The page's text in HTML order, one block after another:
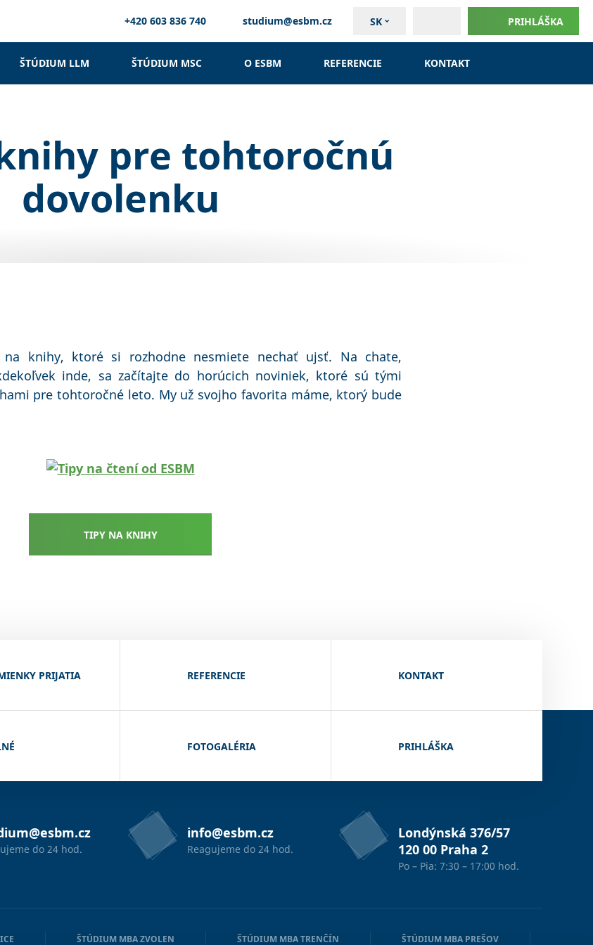
SK PRIHLÁŠKA
+420 603 836 740 studium@esbm.cz
ŠTÚDIUM LLM ŠTÚDIUM MSC O ESBM REFERENCIE KONTAKT
pre tohtoročnú
dovolenku
knihy, ktoré si rozhodne nesmiete nechať ujsť. Na chate,
inde, sa začítajte do horúcich noviniek, ktoré sú tými
pre tohtoročné leto. My už svojho favorita máme, ktorý bude
TIPY NA KNIHY
PRIJATIA REFERENCIE KONTAKT
FOTOGALÉRIA PRIHLÁŠKA
do 24 hod.
info@esbm.cz
Reagujeme do 24 hod.
Londýnská 376/57
120 00 Praha 2
Po – Pia: 7:30 – 17:00 hod.
ŠTÚDIUM MBA ZVOLEN ŠTÚDIUM MBA TRENČÍN ŠTÚDIUM MBA PREŠOV